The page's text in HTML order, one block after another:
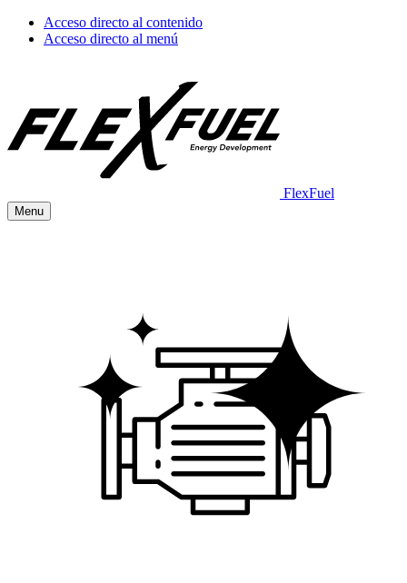
Acceso directo al contenido
Acceso directo al menú
FlexFuel
Menu